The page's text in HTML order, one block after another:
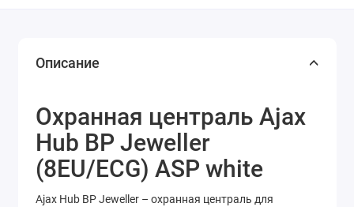
Описание
Охранная централь Ajax
Hub BP Jeweller
(8EU/ECG) ASP white
Ajax Hub BP Jeweller – охранная централь для